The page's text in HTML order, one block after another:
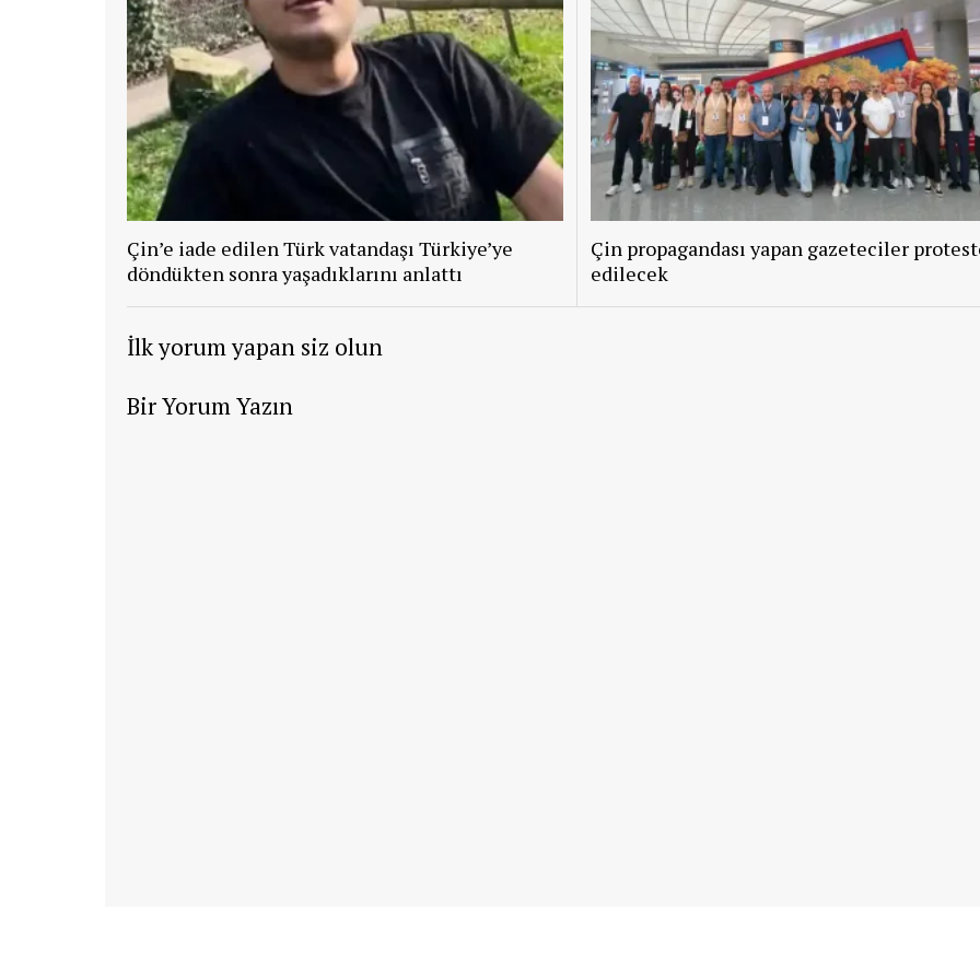
Çin’e iade edilen Türk vatandaşı Türkiye’ye
döndükten sonra yaşadıklarını anlattı
Çin propagandası yapan gazeteciler
edilecek
İlk yorum yapan siz olun
Bir Yorum Yazın